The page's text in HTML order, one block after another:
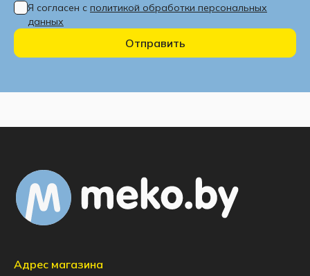
Я согласен с политикой обработки персональных
данных
Отправить
Адрес магазина